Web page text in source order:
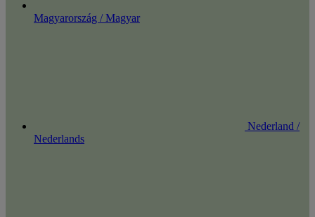
Magyarország / Magyar
Nederland /
Nederlands